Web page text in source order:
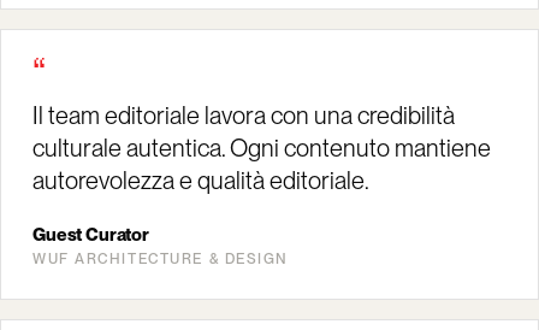
“
Il team editoriale lavora con una credibilità
culturale autentica. Ogni contenuto mantiene
autorevolezza e qualità editoriale.
Guest Curator
WUF ARCHITECTURE & DESIGN